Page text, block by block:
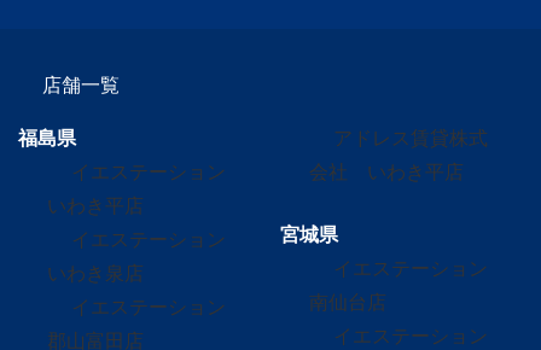
店舗一覧
福島県
イエステーション
いわき平店
イエステーション
いわき泉店
イエステーション
郡山富田店
アドレス賃貸株式
会社 いわき平店
宮城県
イエステーション
南仙台店
イエステーション